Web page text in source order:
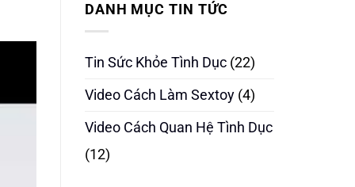
DANH MỤC TIN TỨC
Tin Sức Khỏe Tình Dục (22)
Video Cách Làm Sextoy (4)
Video Cách Quan Hệ Tình Dục
(12)